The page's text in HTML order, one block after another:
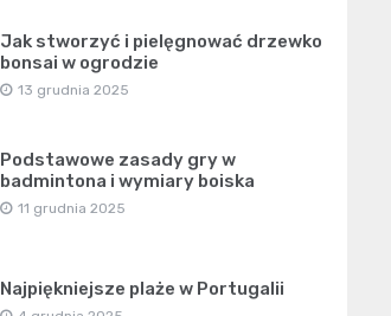
Jak stworzyć i pielęgnować drzewko
bonsai w ogrodzie
13 grudnia 2025
Podstawowe zasady gry w
badmintona i wymiary boiska
11 grudnia 2025
Najpiękniejsze plaże w Portugalii